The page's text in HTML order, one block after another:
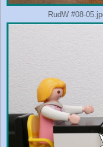
RudW #08-